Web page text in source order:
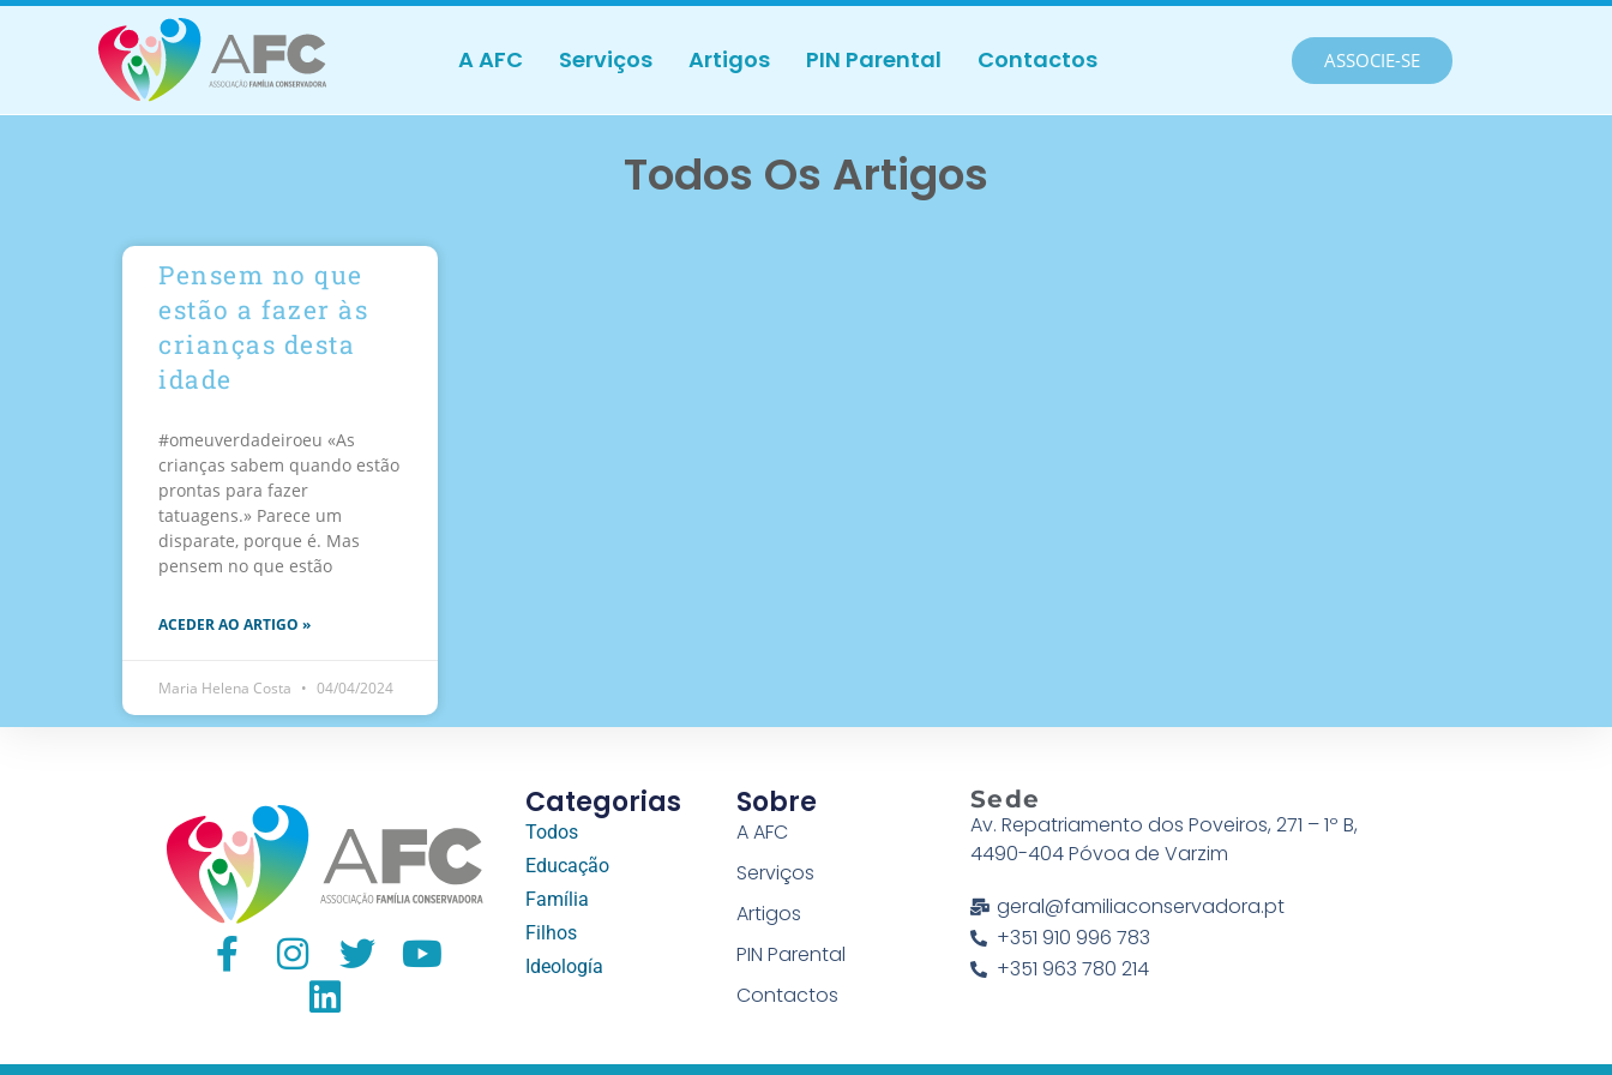
A AFC Serviços Artigos PIN Parental Contactos ASSOCIE-SE
Todos Os Artigos
Pensem no que
estão a fazer às
crianças desta
idade
#omeuverdadeiroeu «As
crianças sabem quando estão
prontas para fazer
tatuagens.» Parece um
disparate, porque é. Mas
pensem no que estão
ACEDER AO ARTIGO »
Maria Helena Costa 04/04/2024
Categorias
Todos
Educação
Família
Filhos
Ideología
Sobre
A AFC
Serviços
Artigos
PIN Parental
Contactos
Sede
Av. Repatriamento dos Poveiros, 271 – 1º B,
4490-404 Póvoa de Varzim
geral@familiaconservadora.pt
+351 910 996 783
+351 963 780 214